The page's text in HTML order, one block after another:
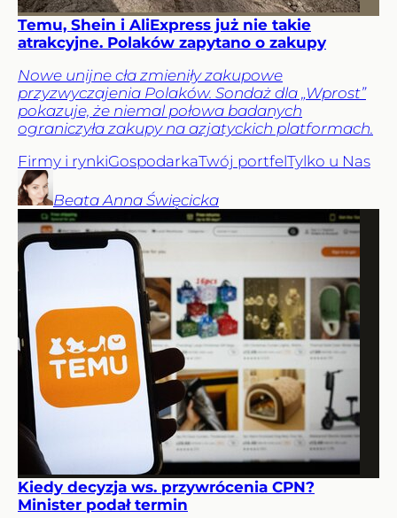
Temu, Shein i AliExpress już nie takie
atrakcyjne. Polaków zapytano o zakupy
Nowe unijne cła zmieniły zakupowe
przyzwyczajenia Polaków. Sondaż dla „Wprost”
pokazuje, że niemal połowa badanych
ograniczyła zakupy na azjatyckich platformach.
Firmy i rynkiGospodarkaTwój portfelTylko u Nas
Beata Anna Święcicka
Kiedy decyzja ws. przywrócenia CPN?
Minister podał termin